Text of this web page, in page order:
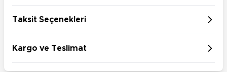
Taksit Seçenekleri
Kargo ve Teslimat